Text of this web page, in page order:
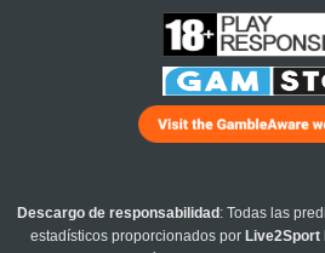
Descargo de responsabilidad : Todas las
estadísticos proporcionados por Live2Sport